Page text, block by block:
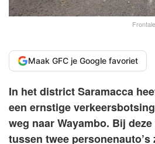
Maak GFC je Google favoriet
In het district Saramacca
een ernstige
weg naar Wayambo. Bij
tussen twee